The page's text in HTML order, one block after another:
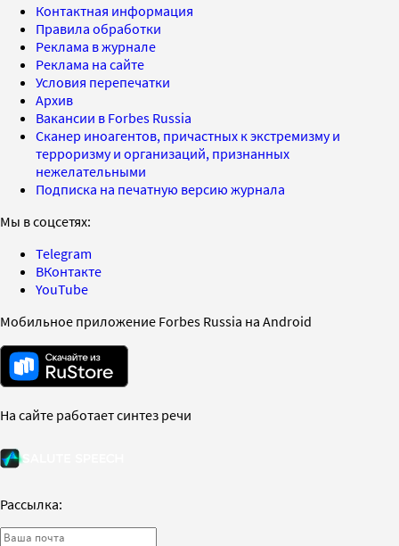
Контактная информация
Правила обработки
Реклама в журнале
Реклама на сайте
Условия перепечатки
Архив
Вакансии в Forbes Russia
Сканер иноагентов, причастных к экстремизму и
терроризму и организаций, признанных
нежелательными
Подписка на печатную версию журнала
Мы в соцсетях:
Telegram
ВКонтакте
YouTube
Мобильное приложение Forbes Russia на Android
На сайте работает синтез речи
Рассылка: